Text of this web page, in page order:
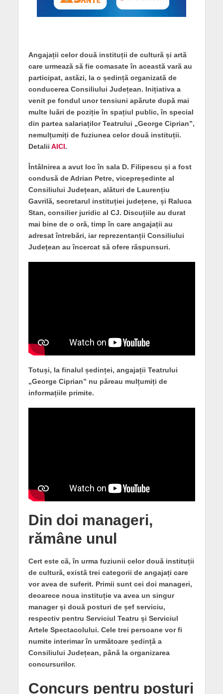
Angajații celor două instituții de cultură și artă
care urmează să fie comasate în această vară au
participat, astăzi, la o ședință organizată de
conducerea Consiliului Județean. Inițiativa a
venit pe fondul unor tensiuni apărute după mai
multe luări de poziție în spațiul public, în special
din partea salariaților Teatrului „George Ciprian”,
nemulțumiți de fuziunea celor două instituții.
Detalii AICI.
Întâlnirea a avut loc în sala D. Filipescu și a fost
condusă de Adrian Petre, vicepreședinte al
Consiliului Județean, alături de Laurențiu
Gavrilă, secretarul instituției județene, și Raluca
Stan, consilier juridic al CJ. Discuțiile au durat
mai bine de o oră, timp în care angajații au
adresat întrebări, iar reprezentanții Consiliului
Județean au încercat să ofere răspunsuri.
Totuși, la finalul ședinței, angajații Teatrului
„George Ciprian” nu păreau mulțumiți de
informațiile primite.
Din doi manageri,
rămâne unul
Cert este că, în urma fuziunii celor două instituții
de cultură, există trei categorii de angajați care
vor avea de suferit. Primii sunt cei doi manageri,
deoarece noua instituție va avea un singur
manager și două posturi de șef serviciu,
respectiv pentru Serviciul Teatru și Serviciul
Artele Spectacolului. Cele trei persoane vor fi
numite interimar în următoare ședință a
Consiliului Județean, până la organizarea
concursurilor.
Concurs pentru posturi